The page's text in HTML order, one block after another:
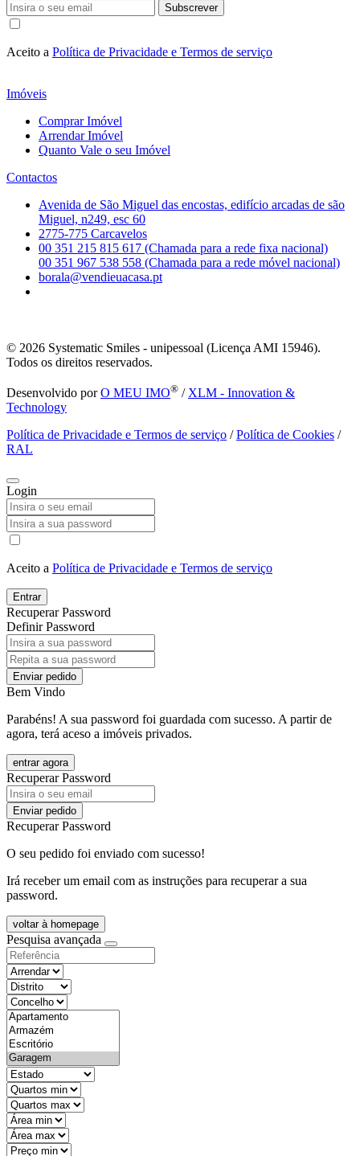
Subscrever
Aceito a Política de Privacidade e Termos de serviço
Imóveis
Comprar Imóvel
Arrendar Imóvel
Quanto Vale o seu Imóvel
Contactos
Avenida de São Miguel das encostas, edifício arcadas de são
Miguel, n249, esc 60
2775-775 Carcavelos
00 351 215 815 617 (Chamada para a rede fixa nacional)
00 351 967 538 558 (Chamada para a rede móvel nacional)
borala@vendieuacasa.pt
© 2026 Systematic Smiles - unipessoal (Licença AMI 15946).
Todos os direitos reservados.
Desenvolvido porO MEU IMO® / XLM - Innovation &
Technology
Política de Privacidade e Termos de serviço /Política de Cookies /
RAL
Login
Aceito a Política de Privacidade e Termos de serviço
Entrar
Recuperar Password
Definir Password
Enviar pedido
Bem Vindo
Parabéns! A sua password foi guardada com sucesso. A partir de
agora, terá aceso a imóveis privados.
entrar agora
Recuperar Password
Enviar pedido
Recuperar Password
O seu pedido foi enviado com sucesso!
Irá receber um email com as instruções para recuperar a sua
password.
voltar à homepage
Pesquisa avançada
objective
districtId
countyId
types
state
mintypo
maxtypo
minarea
maxarea
minprice